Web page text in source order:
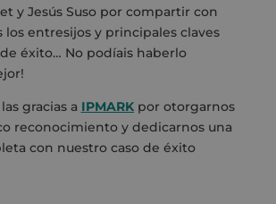
y Jesús Suso por compartir con
los entresijos y principales claves
éxito… No podíais haberlo
gracias a IPMARKpor otorgarnos
reconocimiento y dedicarnos una
con nuestro caso de éxito